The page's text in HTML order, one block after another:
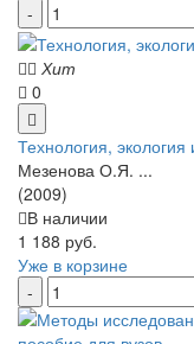
Хит
0
Технология, экология
Мезенова О.Я. ...
(2009)
В наличии
1 188 руб.
Уже в корзине